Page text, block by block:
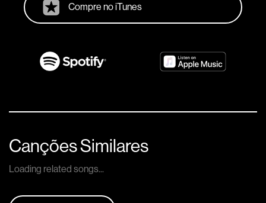
Compre no iTunes
Canções Similares
Loading related songs...